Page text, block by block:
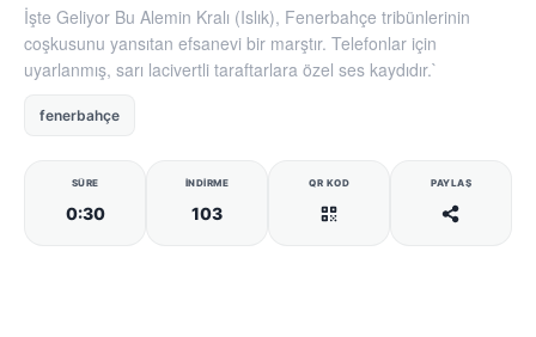
İşte Geliyor Bu Alemin Kralı (Islık), Fenerbahçe tribünlerinin
coşkusunu yansıtan efsanevi bir marştır. Telefonlar için
uyarlanmış, sarı lacivertli taraftarlara özel ses kaydıdır.`
fenerbahçe
SÜRE
0:30
İNDIRME
103
QR KOD PAYLAŞ